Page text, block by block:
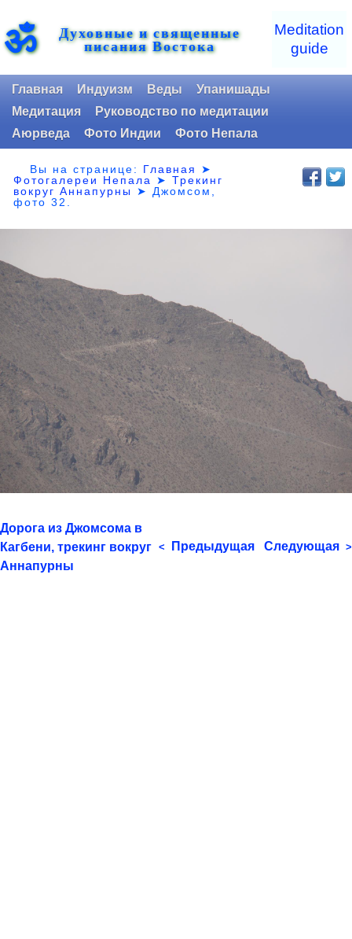
ॐ Духовные и священные
писания Востока
Meditation
guide
Главная Индуизм Веды
Упанишады
Медитация
Руководство по медитации
Аюрведа
Фото Индии Фото Непала
Вы на странице: Главная
➤
Фотогалереи Непала
➤Трекинг
вокруг Аннапурны ➤ Джомсом,
фото 32.
Дорога из Джомсома в
Кагбени, трекинг вокруг
Аннапурны
< Предыдущая Следующая >